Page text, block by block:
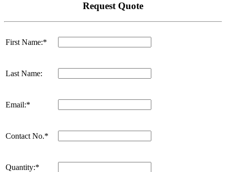
Request Quote
First Name:*
Last Name:
Email:*
Contact No.*
Quantity:*